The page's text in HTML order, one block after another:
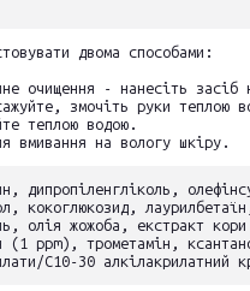
двома способами:
очищення - нанесіть засіб
змочіть руки теплою
теплою водою.
вмивання на вологу шкіру.
дипропіленгліколь,
кокоглюкозид,
олія жожоба, екстракт
(1 ppm), трометамін,
C10-30 алкілакрилатний